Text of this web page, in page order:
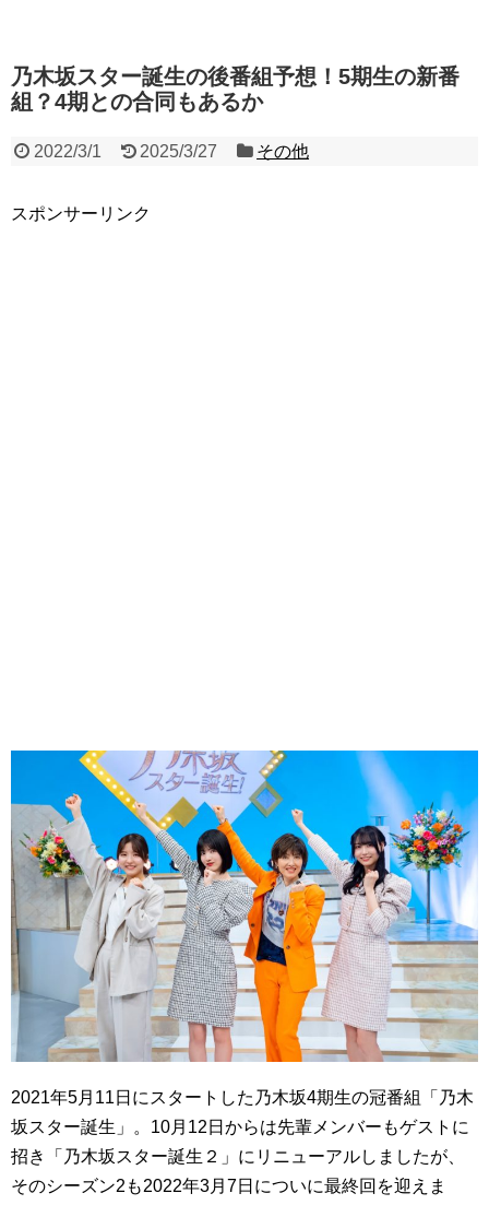
乃木坂スター誕生の後番組予想！5期生の新番
組？4期との合同もあるか
2022/3/1 2025/3/27 その他
スポンサーリンク
2021年5月11日にスタートした乃木坂4期生の冠番組「乃木
坂スター誕生」。10月12日からは先輩メンバーもゲストに
招き「乃木坂スター誕生２」にリニューアルしましたが、
そのシーズン2も2022年3月7日についに最終回を迎えま